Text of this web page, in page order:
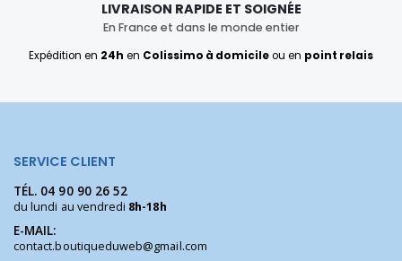
LIVRAISON RAPIDE ET SOIGNÉE
En France et dans le monde entier
Expédition en 24h en Colissimo à domicileou en point relais
SERVICE CLIENT
TÉL. 04 90 90 26 52
du lundi au vendredi 8h-18h
E-MAIL:
contact.boutiqueduweb@gmail.com